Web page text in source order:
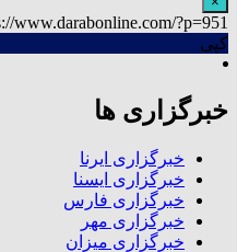
www.darabonline.com/?p=951
کپی
خبرگزاری ها
خبرگزاری ایرنا
خبرگزاری ایسنا
خبرگزاری فارس
خبرگزاری مهر
خبرگزاری میزان